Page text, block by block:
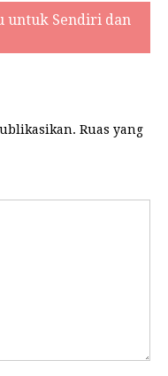
untuk Sendiri dan
Ruas yang